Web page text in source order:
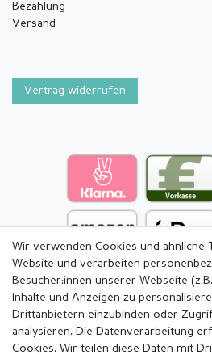
Bezahlung
Versand
Vertrag widerrufen
Wir verwenden Cookies und ähnliche
Website und verarbeiten
Besucher:innen unserer Webseite
Inhalte und Anzeigen zu
Drittanbietern einzubinden oder
analysieren. Die Datenverarbeitung
Cookies. Wir teilen diese Daten mit